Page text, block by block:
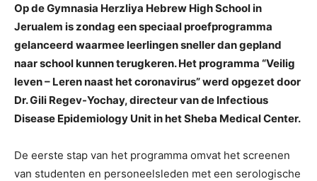
Op de Gymnasia Herzliya Hebrew High School in
Jerualem is zondag een speciaal proefprogramma
gelanceerd waarmee leerlingen sneller dan gepland
naar school kunnen terugkeren. Het programma “Veilig
leven – Leren naast het coronavirus” werd opgezet door
Dr. Gili Regev-Yochay, directeur van de Infectious
Disease Epidemiology Unit in het Sheba Medical Center.
De eerste stap van het programma omvat het screenen
van studenten en personeelsleden met een serologische